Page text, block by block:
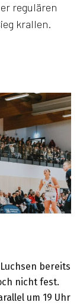
regulären
krallen.
bereits
nicht fest.
um 19 Uhr